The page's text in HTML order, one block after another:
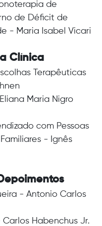
de
de Déficit de
- Maria Isabel Vicari
Clínica
Terapêuticas
Maria Nigro
com Pessoas
- Ignês
- Antonio Carlos
Habenchus Jr.